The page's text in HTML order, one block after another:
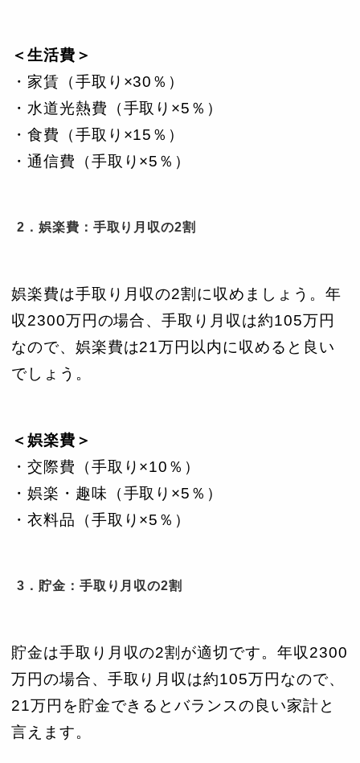
＜生活費＞
・家賃（手取り×30％）
・水道光熱費（手取り×5％）
・食費（手取り×15％）
・通信費（手取り×5％）
2．娯楽費：手取り月収の2割
娯楽費は手取り月収の2割に収めましょう。年
収2300万円の場合、手取り月収は約105万円
なので、娯楽費は21万円以内に収めると良い
でしょう。
＜娯楽費＞
・交際費（手取り×10％）
・娯楽・趣味（手取り×5％）
・衣料品（手取り×5％）
3．貯金：手取り月収の2割
貯金は手取り月収の2割が適切です。年収2300
万円の場合、手取り月収は約105万円なので、
21万円を貯金できるとバランスの良い家計と
言えます。